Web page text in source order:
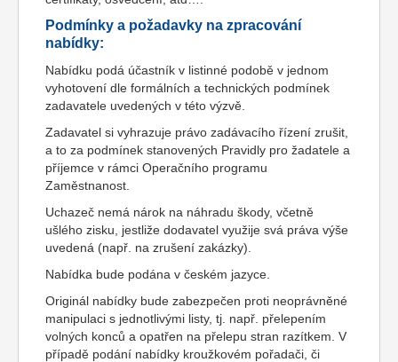
Podmínky a požadavky na zpracování
nabídky:
Nabídku podá účastník v listinné podobě v jednom
vyhotovení dle formálních a technických podmínek
zadavatele uvedených v této výzvě.
Zadavatel si vyhrazuje právo zadávacího řízení zrušit,
a to za podmínek stanovených Pravidly pro žadatele a
příjemce v rámci Operačního programu
Zaměstnanost.
Uchazeč nemá nárok na náhradu škody, včetně
ušlého zisku, jestliže dodavatel využije svá práva výše
uvedená (např. na zrušení zakázky).
Nabídka bude podána v českém jazyce.
Originál nabídky bude zabezpečen proti neoprávněné
manipulaci s jednotlivými listy, tj. např. přelepením
volných konců a opatřen na přelepu stran razítkem. V
případě podání nabídky kroužkovém pořadači, či